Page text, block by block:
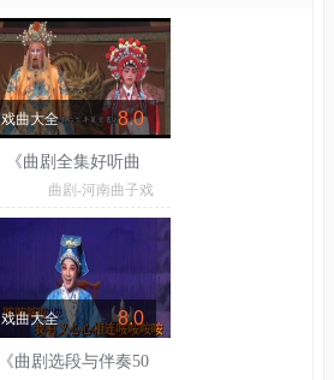
戏曲大全 8.0
《曲剧全集好听曲
剧》
曲剧-河南曲子戏
戏曲大全 8.0
《曲剧选段与伴奏50